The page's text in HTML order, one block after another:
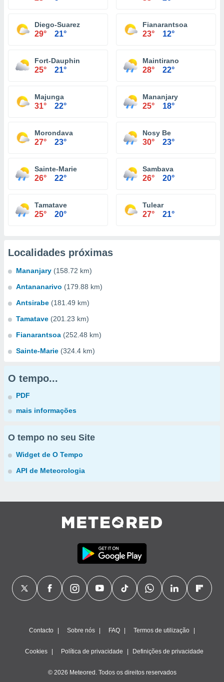
Diego-Suarez
29° 21°
Fianarantsoa
23° 12°
Fort-Dauphin
25° 21°
Maintirano
28° 22°
Majunga
31° 22°
Mananjary
25° 18°
Morondava
27° 23°
Nosy Be
30° 23°
Sainte-Marie
26° 22°
Sambava
26° 20°
Tamatave
25° 20°
Tulear
27° 21°
Localidades próximas
Mananjary (158.72 km)
Antananarivo (179.88 km)
Antsirabe (181.49 km)
Tamatave (201.23 km)
Fianarantsoa (252.48 km)
Sainte-Marie (324.4 km)
O tempo...
PDF
mais informações
O tempo no seu Site
Widget de O Tempo
API de Meteorologia
Contacto Sobre nós FAQ Termos de utilização
Cookies Política de privacidade Definições de privacidade
© 2026 Meteored. Todos os direitos reservados